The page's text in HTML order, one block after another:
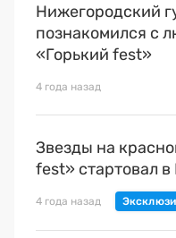
Нижегородский
познакомился с
«Горький fest»
4 года назад
Звезды на
fest» стартовал
4 года назад